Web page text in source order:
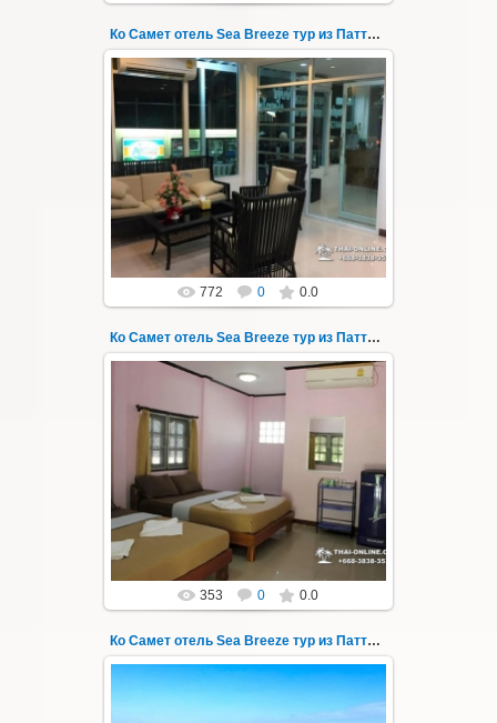
Ко Самет отель Sea Breeze тур из Паттайи фото 14
01.06.2020
Экскурсия на остров Самет из Паттайи, с
ночевкой в отеле "Sea Breeze" на пляже Ао
Пхай - фотография 14
Заповед...
Thai-Online
772 0 0.0
Ко Самет отель Sea Breeze тур из Паттайи фото 140
01.08.2022
Экскурсия на остров Самет из Паттайи, с
ночевкой в отеле "Sea Breeze" на пляже Ао
Пхай - фотография 140
Запове...
Thai-Online
353 0 0.0
Ко Самет отель Sea Breeze тур из Паттайи фото 141